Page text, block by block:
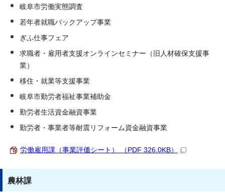
岐阜市労働実態調査
若年者就職バックアップ事業
ぎふ仕事フェア
求職者・雇用者支援オンラインセミナー（旧人材確保支援事
業）
移住・就業等支援事業
岐阜市勤労者福祉事業補助金
勤労者生活資金融資事業
勤労者・事業者等耐震リフォーム資金融資事業
労働雇用課（事業評価シート） （PDF 326.0KB）
農林課